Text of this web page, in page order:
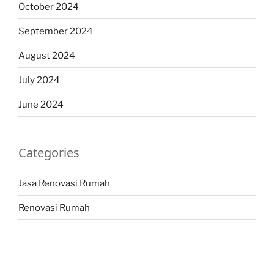
October 2024
September 2024
August 2024
July 2024
June 2024
Categories
Jasa Renovasi Rumah
Renovasi Rumah